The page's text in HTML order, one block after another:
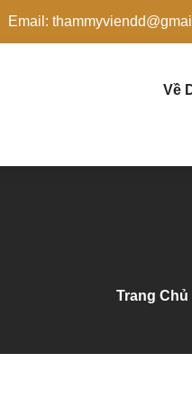
Email:
Về
Trang Chủ